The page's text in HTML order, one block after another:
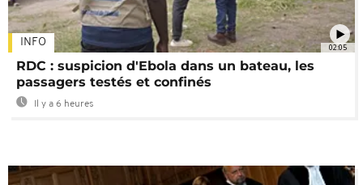
02:05
INFO
RDC : suspicion d'Ebola dans un bateau, les
passagers testés et confinés
Il y a 6 heures